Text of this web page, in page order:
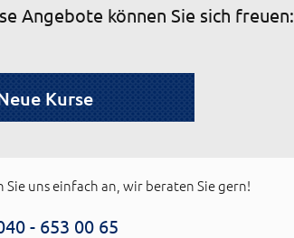
Angebote können Sie sich freuen:
Kurse
Sie uns einfach an, wir beraten Sie gern!
- 653 00 65